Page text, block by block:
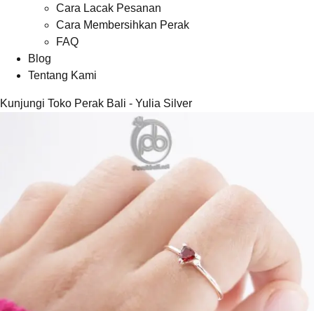
Cara Lacak Pesanan
Cara Membersihkan Perak
FAQ
Blog
Tentang Kami
Kunjungi Toko Perak Bali - Yulia Silver